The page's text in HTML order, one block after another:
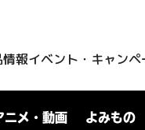
報イベント・キャンペ
ニメ・動画 よみもの